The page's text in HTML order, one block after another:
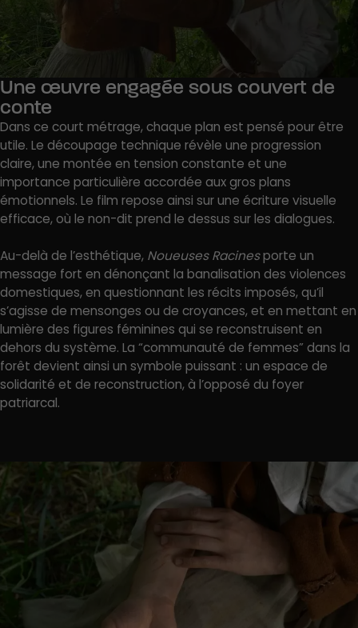
Une œuvre engagée sous couvert de
conte
Dans ce court métrage, chaque plan est pensé pour être
utile. Le découpage technique révèle une progression
claire, une montée en tension constante et une
importance particulière accordée aux gros plans
émotionnels. Le film repose ainsi sur une écriture visuelle
efficace, où le non-dit prend le dessus sur les dialogues.
Au-delà de l’esthétique, Noueuses Racinesporte un
message fort en dénonçant la banalisation des violences
domestiques, en questionnant les récits imposés, qu’il
s’agisse de mensonges ou de croyances, et en mettant en
lumière des figures féminines qui se reconstruisent en
dehors du système. La “communauté de femmes” dans la
forêt devient ainsi un symbole puissant : un espace de
solidarité et de reconstruction, à l’opposé du foyer
patriarcal.